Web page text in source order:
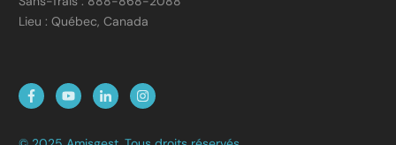
Lieu : Québec, Canada